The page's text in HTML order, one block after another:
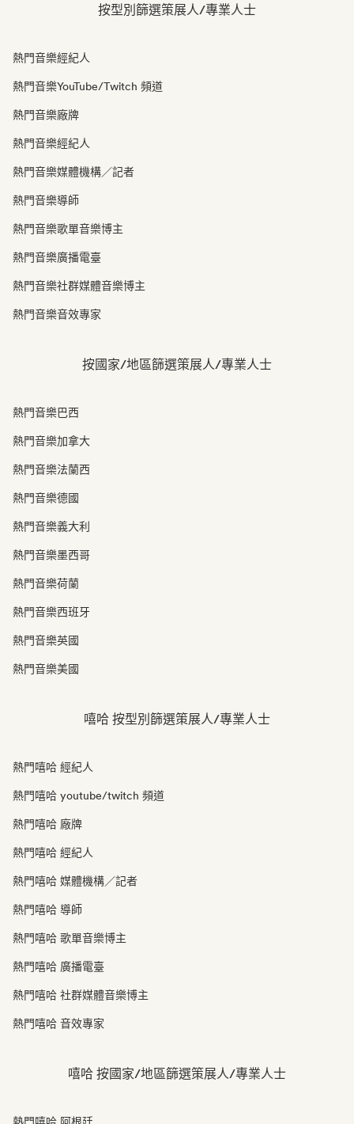
按型別篩選策展人/專業人士
熱門音樂經紀人
熱門音樂YouTube/Twitch 頻道
熱門音樂廠牌
熱門音樂經紀人
熱門音樂媒體機構／記者
熱門音樂導師
熱門音樂歌單音樂博主
熱門音樂廣播電臺
熱門音樂社群媒體音樂博主
熱門音樂音效專家
按國家/地區篩選策展人/專業人士
熱門音樂巴西
熱門音樂加拿大
熱門音樂法蘭西
熱門音樂德國
熱門音樂義大利
熱門音樂墨西哥
熱門音樂荷蘭
熱門音樂西班牙
熱門音樂英國
熱門音樂美國
嘻哈 按型別篩選策展人/專業人士
熱門嘻哈 經紀人
熱門嘻哈 youtube/twitch 頻道
熱門嘻哈 廠牌
熱門嘻哈 經紀人
熱門嘻哈 媒體機構／記者
熱門嘻哈 導師
熱門嘻哈 歌單音樂博主
熱門嘻哈 廣播電臺
熱門嘻哈 社群媒體音樂博主
熱門嘻哈 音效專家
嘻哈 按國家/地區篩選策展人/專業人士